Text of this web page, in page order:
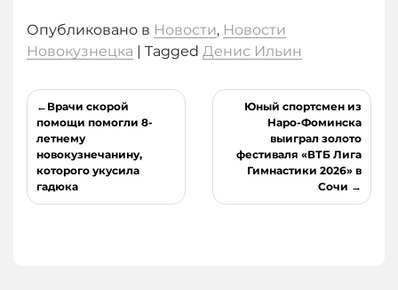
Опубликовано в Новости, Новости
Новокузнецка | Tagged Денис Ильин
Навигация
по
записям
Врачи скорой
помощи помогли 8-
летнему
новокузнечанину,
которого укусила
гадюка
Юный спортсмен из
Наро-Фоминска
выиграл золото
фестиваля «ВТБ Лига
Гимнастики 2026» в
Сочи